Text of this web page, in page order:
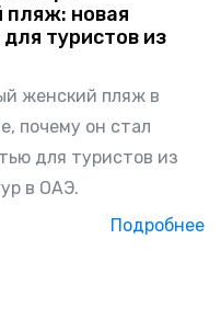
пляж: новая
туристов из
женский пляж в
почему он стал
для туристов из
в ОАЭ.
Подробнее